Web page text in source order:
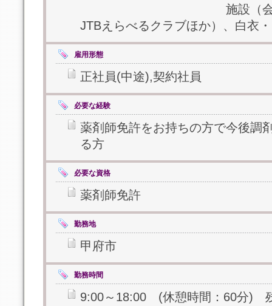
施設（会員制リゾ
JTBえらべるクラブほか）、白衣
雇用形態
正社員(中途),契約社員
必要な経験
薬剤師免許をお持ちの方で今後調
る方
必要な資格
薬剤師免許
勤務地
甲府市
勤務時間
9:00～18:00 (休憩時間：60分)